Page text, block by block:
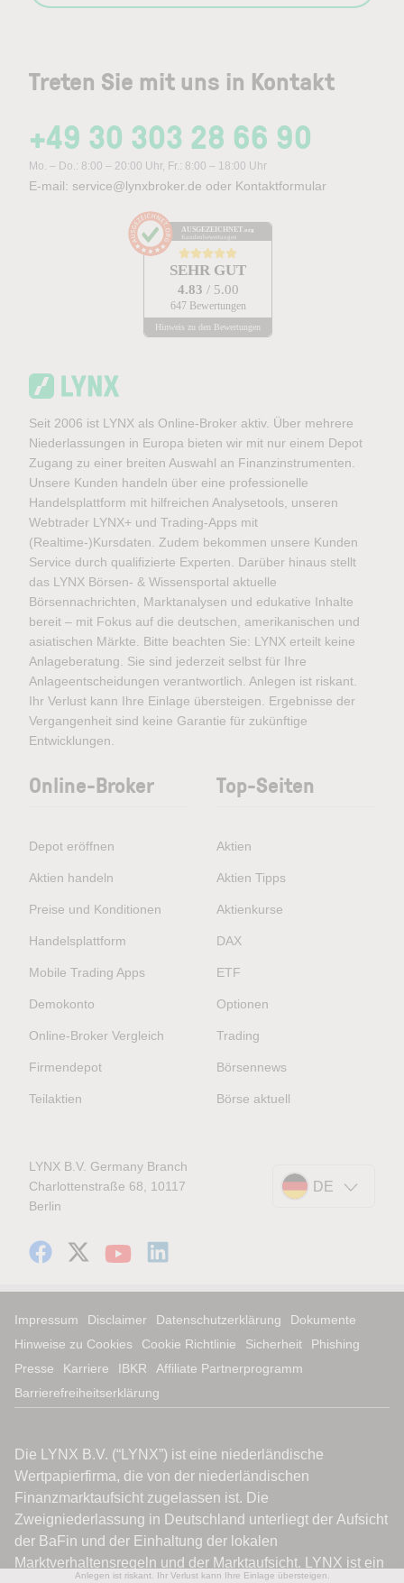
Treten Sie mit uns in Kontakt
+49 30 303 28 66 90
Mo. – Do.: 8:00 – 20:00 Uhr, Fr.: 8:00 – 18:00 Uhr
E-mail: service@lynxbroker.de oder Kontaktformular
AUSGEZEICHNET .org
Kundenbewertungen
SEHR GUT
4.83 / 5.00
647 Bewertungen
Hinweis zu den Bewertungen
Seit 2006 ist LYNX als Online-Broker aktiv. Über mehrere
Niederlassungen in Europa bieten wir mit nur einem Depot
Zugang zu einer breiten Auswahl an Finanzinstrumenten.
Unsere Kunden handeln über eine professionelle
Handelsplattform mit hilfreichen Analysetools, unseren
Webtrader LYNX+ und Trading-Apps mit
(Realtime-)Kursdaten. Zudem bekommen unsere Kunden
Service durch qualifizierte Experten. Darüber hinaus stellt
das LYNX Börsen- & Wissensportal aktuelle
Börsennachrichten, Marktanalysen und edukative Inhalte
bereit – mit Fokus auf die deutschen, amerikanischen und
asiatischen Märkte. Bitte beachten Sie: LYNX erteilt keine
Anlageberatung. Sie sind jederzeit selbst für Ihre
Anlageentscheidungen verantwortlich. Anlegen ist riskant.
Ihr Verlust kann Ihre Einlage übersteigen. Ergebnisse der
Vergangenheit sind keine Garantie für zukünftige
Entwicklungen.
Online-Broker
Depot eröffnen
Aktien handeln
Preise und Konditionen
Handelsplattform
Mobile Trading Apps
Demokonto
Online-Broker Vergleich
Firmendepot
Teilaktien
Top-Seiten
Aktien
Aktien Tipps
Aktienkurse
DAX
ETF
Optionen
Trading
Börsennews
Börse aktuell
LYNX B.V. Germany Branch
Charlottenstraße 68, 10117
Berlin
DE
Impressum Disclaimer Datenschutzerklärung
Dokumente
Hinweise zu Cookies
Cookie Richtlinie Sicherheit
Phishing
Presse
Karriere IBKR
Affiliate Partnerprogramm
Barrierefreiheitserklärung
Anlegen ist riskant. Ihr Verlust kann Ihre Einlage übersteigen.